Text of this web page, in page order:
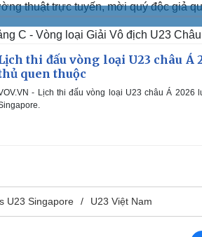
thuật trực tuyến, mời quý độc giả
C - Vòng loại Giải Vô địch U23
thi đấu vòng loại U23 châu Á
quen thuộc
- Lịch thi đấu vòng loại U23 châu Á
U23 Singapore U23 Việt Nam